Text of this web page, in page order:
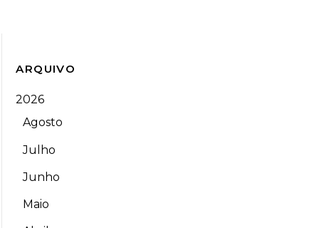
ARQUIVO
2026
Agosto
Julho
Junho
Maio